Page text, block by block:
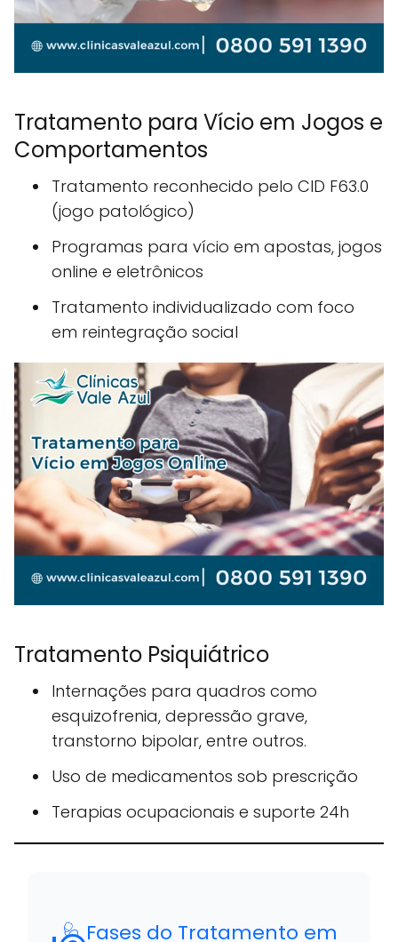
Tratamento para Vício em Jogos e
Comportamentos
Tratamento reconhecido pelo CID F63.0
(jogo patológico)
Programas para vício em apostas, jogos
online e eletrônicos
Tratamento individualizado com foco
em reintegração social
Tratamento Psiquiátrico
Internações para quadros como
esquizofrenia, depressão grave,
transtorno bipolar, entre outros.
Uso de medicamentos sob prescrição
Terapias ocupacionais e suporte 24h
🩺 Fases do Tratamento em